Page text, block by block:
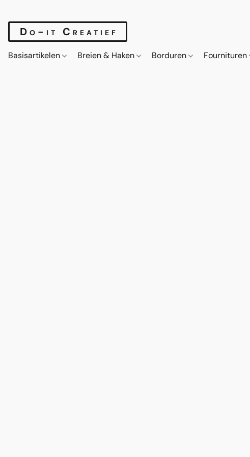
Do-it Creatief
Basisartikelen Breien & Haken Borduren Fournituren